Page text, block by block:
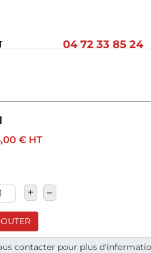
04 72 33 85 24
€ HT
+ –
contacter pour plus